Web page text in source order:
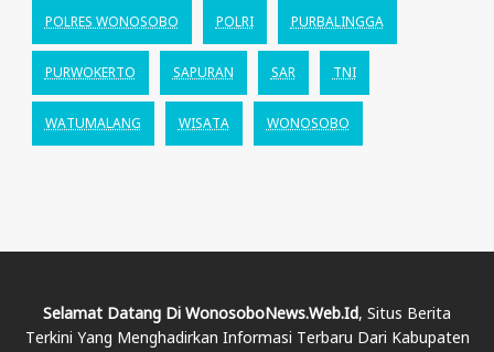
POLRES WONOSOBO POLRI PURBALINGGA
PURWOKERTO SAPURAN SAR TNI
WATUMALANG WISATA WONOSOBO
Selamat Datang Di WonosoboNews.web.id, Situs Berita
Terkini Yang Menghadirkan Informasi Terbaru Dari Kabupaten